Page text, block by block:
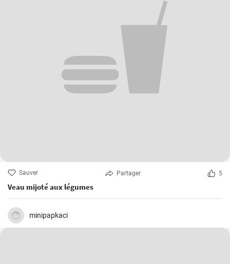
Sauver Partager 5
Veau mijoté aux légumes
minipapkaci